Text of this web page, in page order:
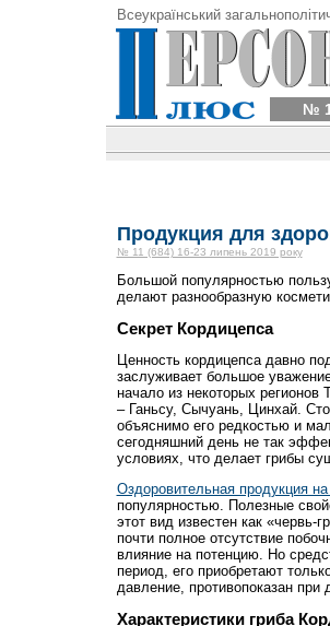
Всеукраїнський
№
Продукция для
№ 11 (684) 16-23 липень 2019 року
Большой популярностью
делают разнообразную
Секрет Кордицепса
Ценность кордицепса давно
заслуживает большое
начало из некоторых регионов
– Ганьсу, Сычуань, Цинхай.
объяснимо его редкостью и
сегодняшний день не так
условиях, что делает грибы
Оздоровительная продукция
популярностью. Полезные
этот вид известен как
почти полное отсутствие
влияние на потенцию. Но
период, его приобретают
давление, противопоказан при
Характеристики гриба